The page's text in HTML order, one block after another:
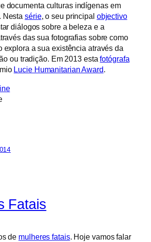
documenta culturas indígenas em
Nesta série, o seu principal objectivo
diálogos sobre a beleza e a
das sua fotografias sobre como
explora a sua existência através da
ou tradição. Em 2013 estafotógrafa
Lucie Humanitarian Award.
Fatais
de mulheres fatais. Hoje vamos falar